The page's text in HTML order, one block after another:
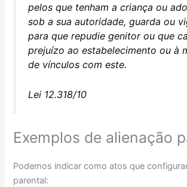
pelos que tenham a criança ou
sob a sua autoridade, guarda ou
para que repudie genitor ou que
prejuízo ao estabelecimento ou à
de vínculos com este.
Lei 12.318/10
Exemplos de alienação
Podemos indicar como atos que
parental: